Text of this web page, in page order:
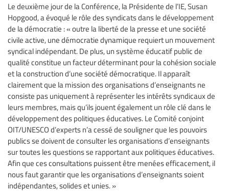
Le deuxième jour de la Conférence, la Présidente de l’IE, Susan
Hopgood, a évoqué le rôle des syndicats dans le développement
de la démocratie : « outre la liberté de la presse et une société
civile active, une démocratie dynamique requiert un mouvement
syndical indépendant. De plus, un système éducatif public de
qualité constitue un facteur déterminant pour la cohésion sociale
et la construction d’une société démocratique. Il apparaît
clairement que la mission des organisations d’enseignants ne
consiste pas uniquement à représenter les intérêts syndicaux de
leurs membres, mais qu’ils jouent également un rôle clé dans le
développement des politiques éducatives. Le Comité conjoint
OIT/UNESCO d’experts n’a cessé de souligner que les pouvoirs
publics se doivent de consulter les organisations d’enseignants
sur toutes les questions se rapportant aux politiques éducatives.
Afin que ces consultations puissent être menées efficacement, il
nous faut garantir que les organisations d’enseignants soient
indépendantes, solides et unies. »